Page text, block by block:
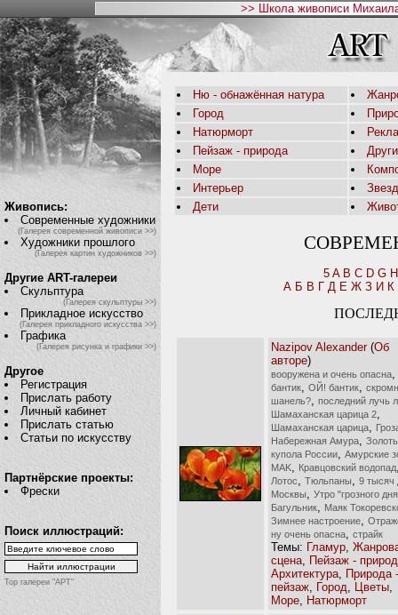
>> Школа живописи
Живопись:
Современные художники
(Галерея современной живописи >>)
Художники прошлого
(Галерея картин художников >>)
Другие ART-галереи
Скульптура
(Галерея скульптуры >>)
Прикладное искусство
(Галерея прикладного искусства >>)
Графика
(Галерея рисунка и графики >>)
Другое
Регистрация
Прислать работу
Личный кабинет
Прислать статью
Статьи по искусству
Партнёрские проекты:
Фрески
Поиск иллюстраций:
Top галереи "АРТ"
Ню - обнажённая натура
Город
Натюрморт
Пейзаж - природа
Море
Интерьер
Дети
5 A B C D G H
А Б В Г Д Е Ж З И К
Nazipov Alexander (Об
авторе)
вооружена и очень опасна
бантик ОЙ! бантик
шанель?
последний лучь
Шамаханская царица 2
Шамаханская царица
Набережная Амура
купола России
Амурские
MAK
Кравцовский водопад
Лотос Тюльпаны
9 тысяч
Москвы
Утро "грозного
Багульник
Маяк
Зимнее настроение
ну очень опасна
страйк
Темы: Гламур
сцена
Пейзаж -
Архитектура
Природа -
пейзаж
Город Цветы
Море
Натюрморт